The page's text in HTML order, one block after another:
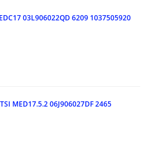
03L906022QD 6209 1037505920
MED17.5.2 06J906027DF 2465